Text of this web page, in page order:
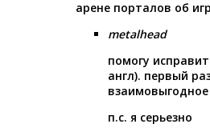
арене порталов об
metalhead
помогу
англ). первый
п.с. я серьезно